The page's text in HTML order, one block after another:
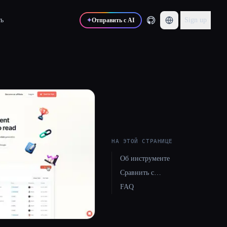
✦Отправить с AI Sign up
НА ЭТОЙ СТРАНИЦЕ
Об инструменте
Сравнить с…
FAQ